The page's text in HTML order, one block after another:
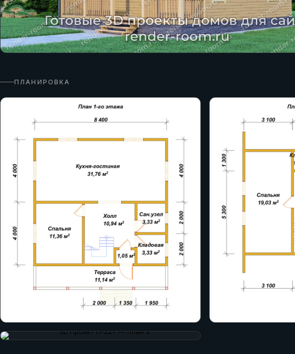
ПЛАНИРОВКА